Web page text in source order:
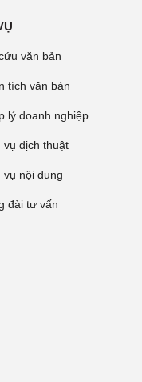
văn bản
tích văn bản
lý doanh nghiệp
vụ dịch thuật
vụ nội dung
đài tư vấn